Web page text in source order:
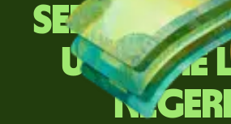
Sering
uang ke